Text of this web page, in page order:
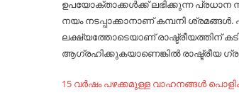
ഉപയോക്താക്കൾക്ക് ലഭിക്കുന്ന
നയം നടപ്പാക്കാനാണ് കമ്പനി
ലക്ഷ്യത്തോടെയാണ് രാഷ്ട്രീയത്തിന്
ആഗ്രഹിക്കുകയാണെങ്കിൽ രാഷ്ട്രീയ
15 വര്‍ഷം പഴക്കമുള്ള വാഹനങ്ങള്‍